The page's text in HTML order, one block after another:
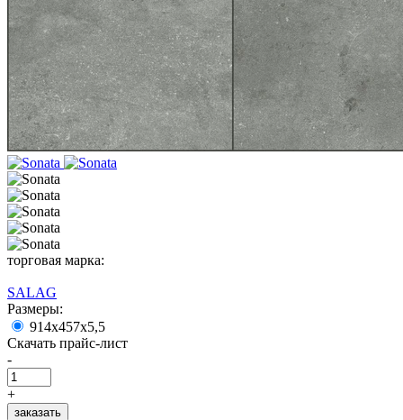
торговая марка:
SALAG
Размеры:
914x457x5,5
Скачать прайс-лист
-
+
заказать